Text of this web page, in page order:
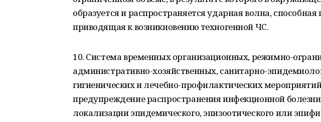
образуется и распространяется ударная волна,
приводящая к возникновению техногенной ЧС.
10. Система временных организационных, режимно-
административно-хозяйственных, санитарно-
гигиенических и лечебно-профилактических
предупреждение распространения инфекционной
локализации эпидемического, эпизоотического или